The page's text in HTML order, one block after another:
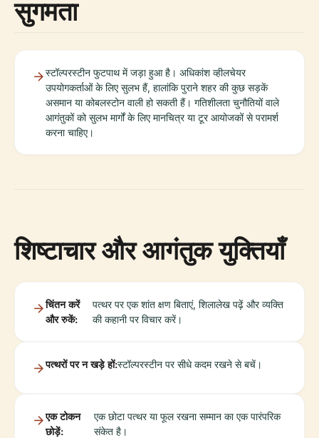
सुगमता
स्टॉल्परस्टीन फुटपाथ में जड़ा हुआ है। अधिकांश व्हीलचेयर
उपयोगकर्ताओं के लिए सुलभ हैं, हालांकि पुराने शहर की कुछ सड़कें
असमान या कोबलस्टोन वाली हो सकती हैं। गतिशीलता चुनौतियों वाले
आगंतुकों को सुलभ मार्गों के लिए मानचित्र या टूर आयोजकों से परामर्श
करना चाहिए।
शिष्टाचार और आगंतुक युक्तियाँ
चिंतन करें
और रुकें:
पत्थर पर एक शांत क्षण बिताएं, शिलालेख पढ़ें और व्यक्ति
की कहानी पर विचार करें।
पत्थरों पर न खड़े हों:स्टॉल्परस्टीन पर सीधे कदम रखने से बचें।
एक टोकन
छोड़ें:
एक छोटा पत्थर या फूल रखना सम्मान का एक पारंपरिक
संकेत है।